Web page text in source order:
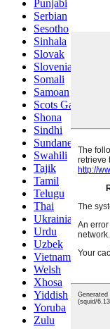
Punjabi
Serbian
Sesotho
Sinhala
Slovak
Slovenian
Somali
Samoan
Scots Gaelic
Shona
Sindhi
Sundanese
Swahili
Tajik
Tamil
Telugu
Thai
Ukrainian
Urdu
Uzbek
Vietnamese
Welsh
Xhosa
Yiddish
Yoruba
Zulu